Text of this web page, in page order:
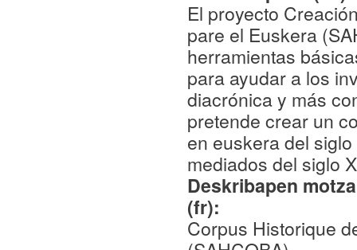
El proyecto
pare el Euskera
herramientas
para ayudar a los
diacrónica y más
pretende crear un
en euskera del
mediados del siglo
Deskribapen
(fr):
Corpus Historique